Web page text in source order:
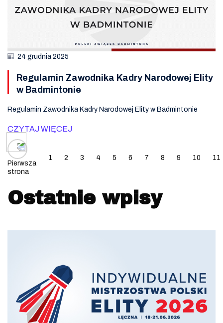
24 grudnia 2025
Regulamin Zawodnika Kadry Narodowej Elity
w Badmintonie
Regulamin Zawodnika Kadry Narodowej Elity w Badmintonie
CZYTAJ WIĘCEJ
Posts navigation
Pierwsza
strona
1 2 3 4 5 6 7 8 9 10 11
Ostatnie wpisy